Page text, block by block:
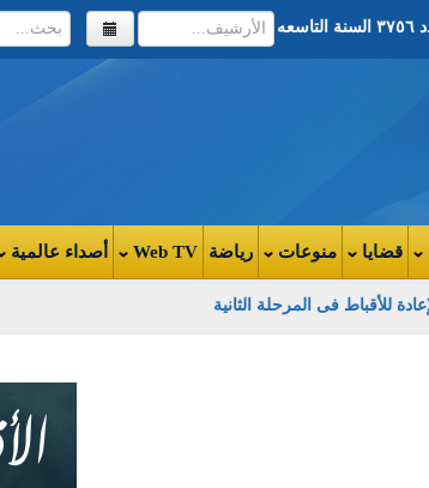
قضايا منوعات رياضة Web TV أصداء عالمية
للأقباط فى المرحلة الثانية